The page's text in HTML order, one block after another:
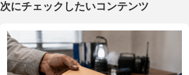
次にチェックしたいコンテンツ